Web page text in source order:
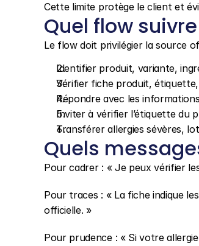
Cette limite protège le client et
Quel flow
Le flow doit privilégier la source
Identifier produit, variante,
Vérifier fiche produit,
Répondre avec les
Inviter à vérifier l’étiquette du
Transférer allergies sévères,
Quels
Pour cadrer : « Je peux vérifier
Pour traces : « La fiche indique
officielle. »
Pour prudence : « Si votre